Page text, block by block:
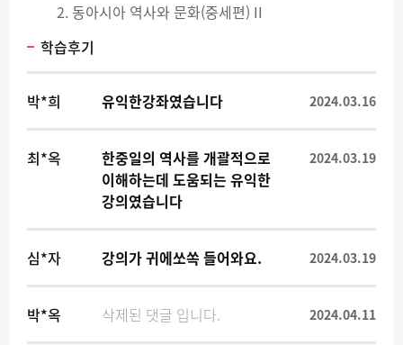
동아시아 역사와 문화(중세편) II
학습후기
박*희 유익한강좌였습니다 2024.03.16
최*옥
한중일의 역사를 개괄적으로
이해하는데 도움되는 유익한
강의였습니다
2024.03.19
심*자 강의가 귀에쏘쏙 들어와요. 2024.03.19
박*옥 삭제된 댓글 입니다. 2024.04.11